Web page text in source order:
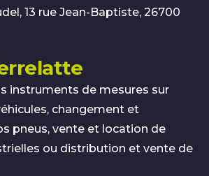
13 rue Jean-Baptiste, 26700
instruments de mesures sur
changement et
pneus, vente et location de
ou distribution et vente de